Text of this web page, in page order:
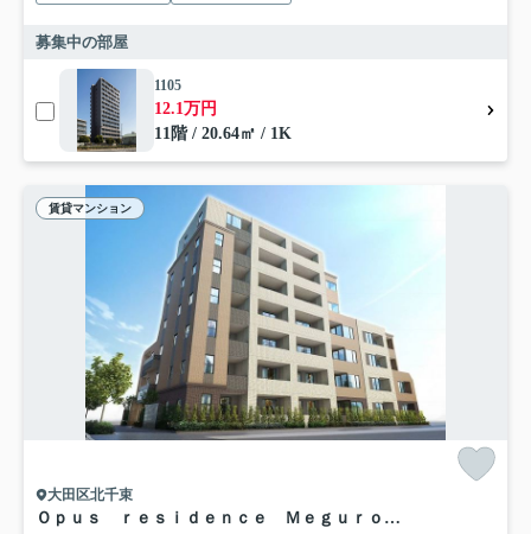
募集中の部屋
1105
12.1万円
11階 / 20.64㎡ / 1K
賃貸マンション
大田区北千束
Ｏｐｕｓ ｒｅｓｉｄｅｎｃｅ Ｍｅｇｕｒｏ Ｓｅｎｚｏｋｕ